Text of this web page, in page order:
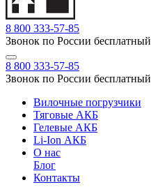
8 800 333-57-85
Звонок по России бесплатный
8 800 333-57-85
Звонок по России бесплатный
Вилочные погрузчики
Тяговые АКБ
Гелевые АКБ
Li-Ion АКБ
О нас
Блог
Контакты